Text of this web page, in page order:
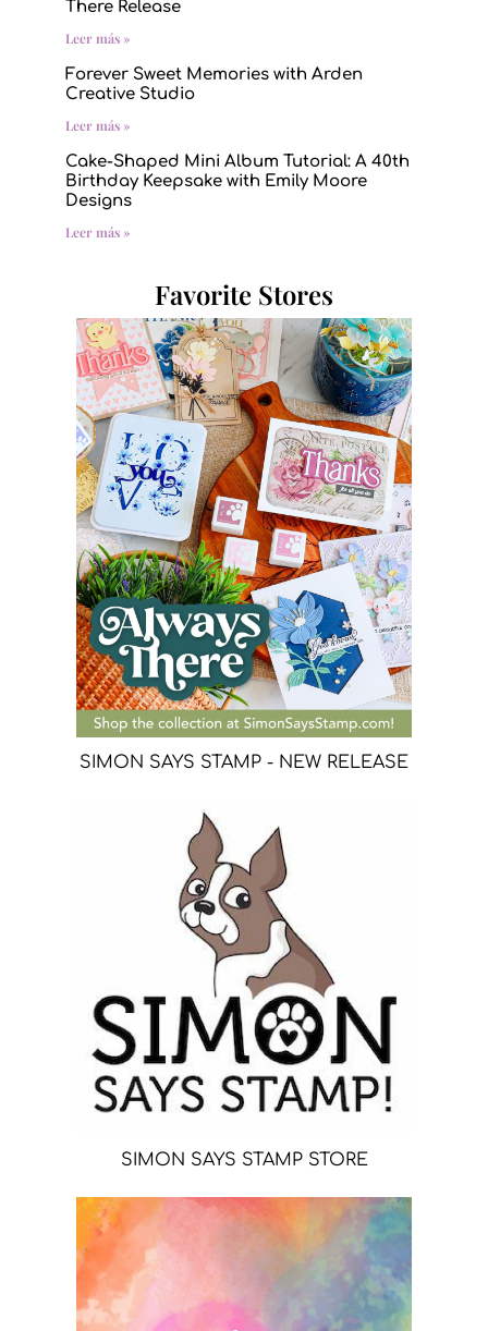
There Release
Leer más »
Forever Sweet Memories with Arden
Creative Studio
Leer más »
Cake-Shaped Mini Album Tutorial: A 40th
Birthday Keepsake with Emily Moore
Designs
Leer más »
Favorite Stores
SIMON SAYS STAMP - NEW RELEASE
SIMON SAYS STAMP STORE